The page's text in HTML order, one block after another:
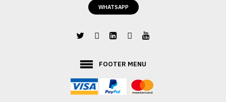
WHATSAPP
FOOTER MENU